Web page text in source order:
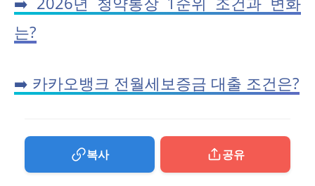
는?
➡️ 카카오뱅크 전월세보증금 대출 조건은?
복사 공유